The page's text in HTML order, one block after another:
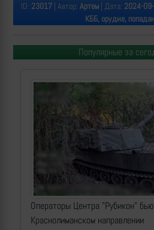
ID: 23017 | Автор: Артем | Дата: 2024-
КББ, орудие,
Популярные за
Операторы Центра "Рубикон"
Краснолиманском направлении